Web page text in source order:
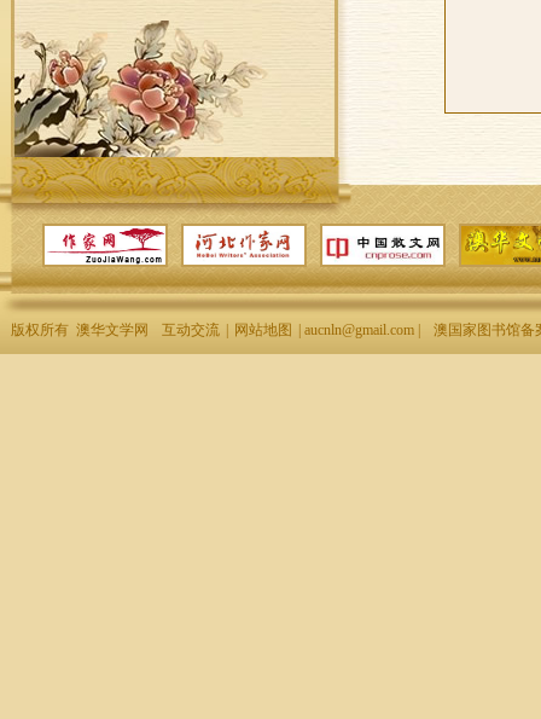
版权所有 澳华文学网 互动交流 网站地图 | aucnln@gmail.com | 澳国家图书馆备